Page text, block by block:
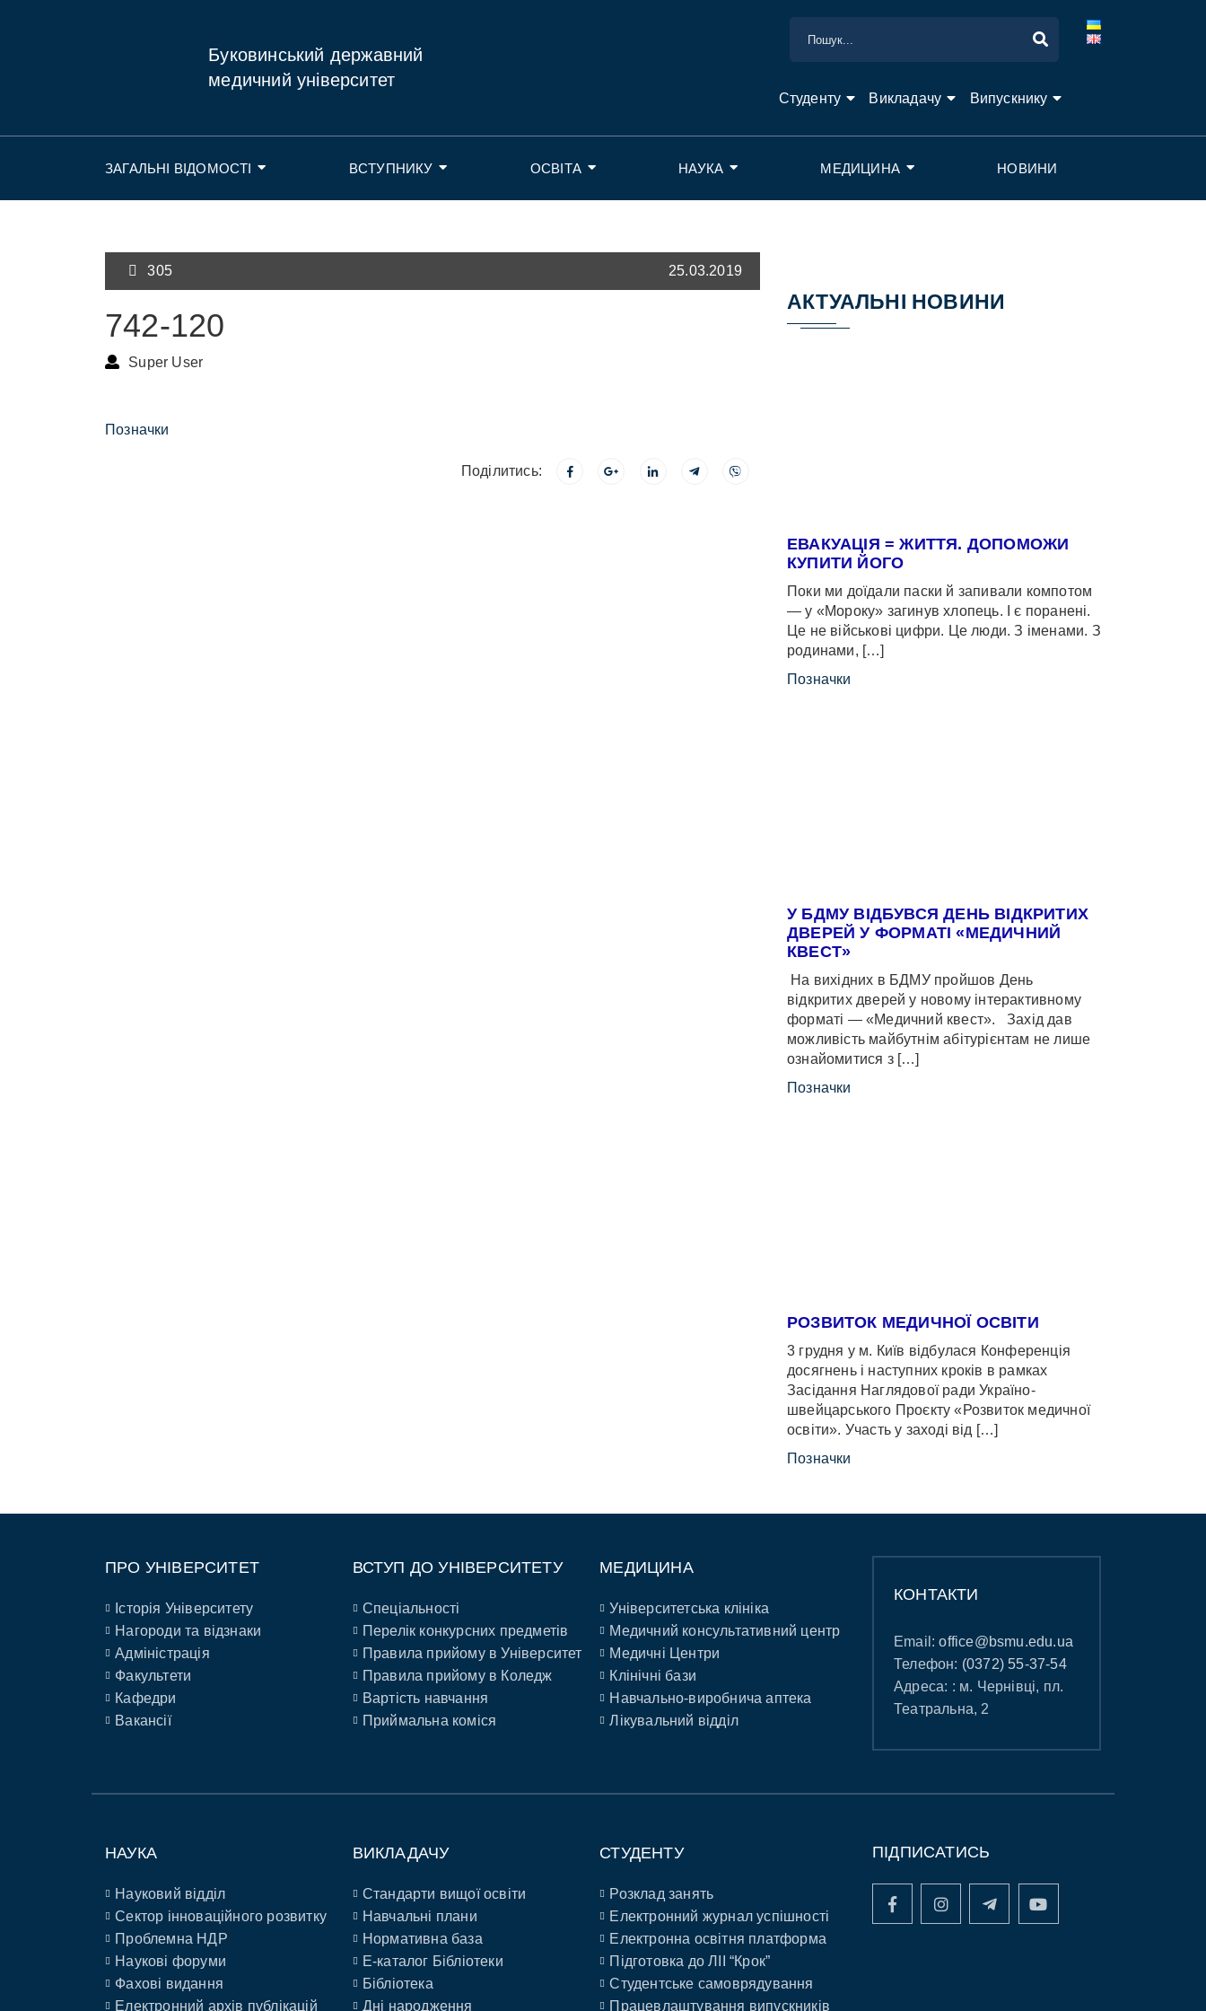
Буковинський державний
медичний університет
Студенту Викладачу Випускнику
ЗАГАЛЬНІ ВІДОМОСТІ ВСТУПНИКУ ОСВІТА НАУКА МЕДИЦИНА НОВИНИ
305 25.03.2019
742-120
Super User
Позначки
Поділитись:
АКТУАЛЬНІ НОВИНИ
ЕВАКУАЦІЯ = ЖИТТЯ. ДОПОМОЖИ
КУПИТИ ЙОГО
Поки ми доїдали паски й запивали компотом
— у «Мороку» загинув хлопець. І є поранені.
Це не військові цифри. Це люди. З іменами. З
родинами, […]
Позначки
У БДМУ ВІДБУВСЯ ДЕНЬ ВІДКРИТИХ
ДВЕРЕЙ У ФОРМАТІ «МЕДИЧНИЙ
КВЕСТ»
На вихідних в БДМУ пройшов День
відкритих дверей у новому інтерактивному
форматі — «Медичний квест». Захід дав
можливість майбутнім абітурієнтам не лише
ознайомитися з […]
Позначки
РОЗВИТОК МЕДИЧНОЇ ОСВІТИ
3 грудня у м. Київ відбулася Конференція
досягнень і наступних кроків в рамках
Засідання Наглядової ради Україно-
швейцарського Проєкту «Розвиток медичної
освіти». Участь у заході від […]
Позначки
ПРО УНІВЕРСИТЕТ
Історія Університету
Нагороди та відзнаки
Адміністрація
Факультети
Кафедри
Вакансії
ВСТУП ДО УНІВЕРСИТЕТУ
Спеціальності
Перелік конкурсних предметів
Правила прийому в Університет
Правила прийому в Коледж
Вартість навчання
Приймальна коміся
МЕДИЦИНА
Університетська клініка
Медичний консультативний центр
Медичні Центри
Клінічні бази
Навчально-виробнича аптека
Лікувальний відділ
КОНТАКТИ
Email:office@bsmu.edu.ua
Телефон: (0372) 55-37-54
Адреса: : м. Чернівці, пл.
Театральна, 2
НАУКА
Науковий відділ
Сектор інноваційного розвитку
Проблемна НДР
Наукові форуми
Фахові видання
Електронний архів публікацій
ВИКЛАДАЧУ
Стандарти вищої освіти
Навчальні плани
Нормативна база
E-каталог Бібліотеки
Бібліотека
Дні народження
СТУДЕНТУ
Розклад занять
Електронний журнал успішності
Електронна освітня платформа
Підготовка до ЛІІ “Крок”
Студентське самоврядування
Працевлаштування випускників
ПІДПИСАТИСЬ